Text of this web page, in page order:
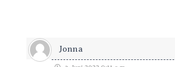
Jonna